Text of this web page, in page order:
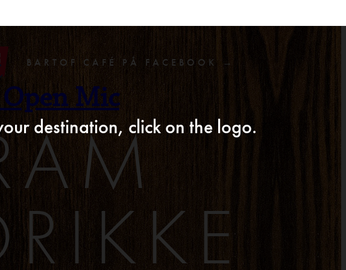
destination, click on the logo.
BARTOF CAFÉ PÅ FACEBOOK →
Mic